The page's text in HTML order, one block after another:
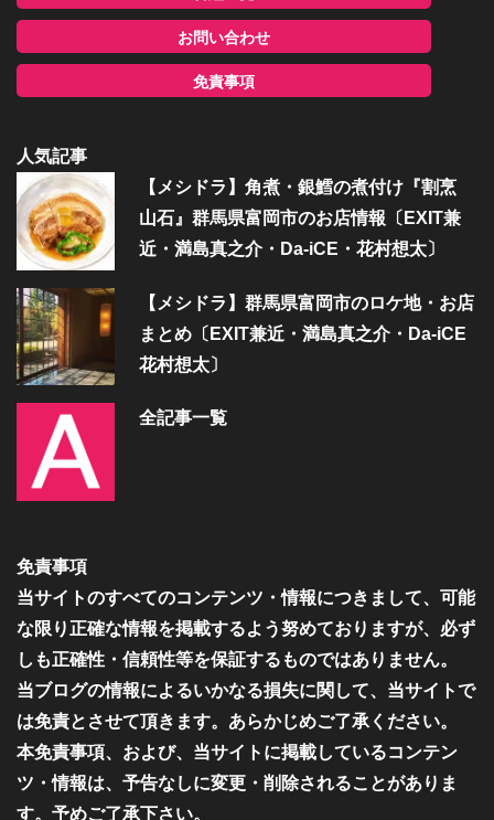
お問い合わせ
免責事項
人気記事
【メシドラ】角煮・銀鱈の煮付け『割烹
山石』群馬県富岡市のお店情報〔EXIT兼
近・満島真之介・Da-iCE・花村想太〕
【メシドラ】群馬県富岡市のロケ地・お店
まとめ〔EXIT兼近・満島真之介・Da-iCE
花村想太〕
全記事一覧
免責事項
当サイトのすべてのコンテンツ・情報につきまして、可能
な限り正確な情報を掲載するよう努めておりますが、必ず
しも正確性・信頼性等を保証するものではありません。
当ブログの情報によるいかなる損失に関して、当サイトで
は免責とさせて頂きます。あらかじめご了承ください。
本免責事項、および、当サイトに掲載しているコンテン
ツ・情報は、予告なしに変更・削除されることがありま
す。予めご了承下さい。